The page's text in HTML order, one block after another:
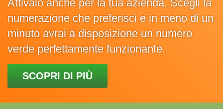
Attivalo anche per la tua azienda. Scegli la
numerazione che preferisci e in meno di un
minuto avrai a disposizione un numero
verde perfettamente funzionante.
SCOPRI DI PIÙ